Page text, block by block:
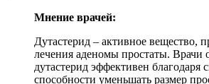
Мнение врачей:
Дутастерид – активное вещество,
лечения аденомы простаты. Врачи
дутастерид эффективен благодаря
способности уменьшать размер